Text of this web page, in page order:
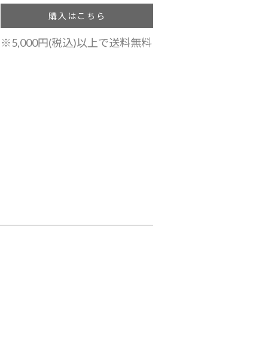
購入はこちら
※5,000円(税込)以上で送料無料